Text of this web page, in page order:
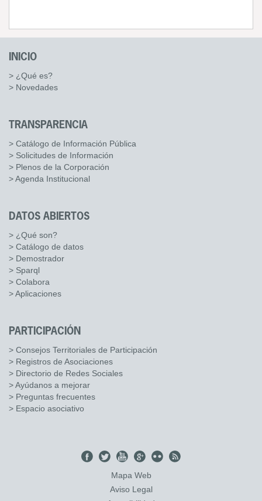
INICIO
> ¿Qué es?
> Novedades
TRANSPARENCIA
> Catálogo de Información Pública
> Solicitudes de Información
> Plenos de la Corporación
> Agenda Institucional
DATOS ABIERTOS
> ¿Qué son?
> Catálogo de datos
> Demostrador
> Sparql
> Colabora
> Aplicaciones
PARTICIPACIÓN
> Consejos Territoriales de Participación
> Registros de Asociaciones
> Directorio de Redes Sociales
> Ayúdanos a mejorar
> Preguntas frecuentes
> Espacio asociativo
Mapa Web
Aviso Legal